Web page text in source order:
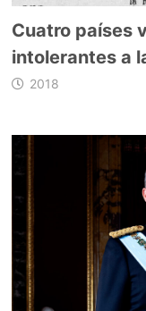
Cuatro países
intolerantes a
2018